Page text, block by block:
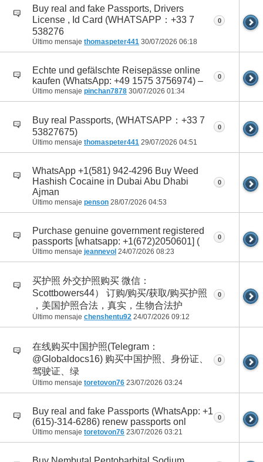
Buy real and fake Passports, Drivers
License , Id Card (WHATSAPP：+33 7
538276
Último mensaje thomaspeter441 30/07/2026 06:18
0
Echte und gefälschte Reisepässe online
kaufen (WhatsApp: +49 1575 3756974) –
Último mensaje pinchan7878 30/07/2026 01:34
0
Buy real Passports, (WHATSAPP：+33 7
53827675)
Último mensaje thomaspeter441 29/07/2026 04:51
0
WhatsApp +1(581) 942-4296 Buy Weed
Hashish Cocaine in Dubai Abu Dhabi
Ajman
Último mensaje penson 28/07/2026 04:53
0
Purchase genuine government registered
passports [whatsapp: +1(672)2050601] (
Último mensaje jeannevol 24/07/2026 08:23
0
买护照 外交护照购买 微信：
Scottbowers44） 订购/购买/获取/购买护照
，美国护照合法，真实，生物合法护
Último mensaje chenshentu92 24/07/2026 09:12
0
在线购买中国护照(Telegram：
@Globaldocs16) 购买中国护照、身份证、
驾驶证、绿
Último mensaje toretovon76 23/07/2026 03:24
0
Buy real and fake Passports (WhatsApp: +1
(615)-314-6286) renew passports onl
Último mensaje toretovon76 23/07/2026 03:21
0